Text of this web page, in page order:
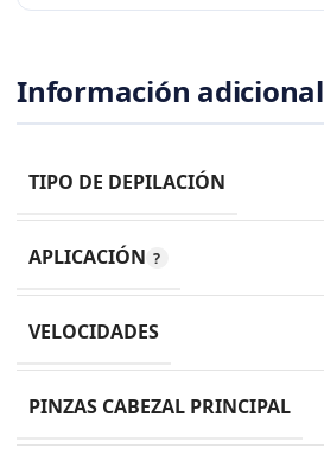
Información adicional
TIPO DE DEPILACIÓN
APLICACIÓN
VELOCIDADES
PINZAS CABEZAL PRINCIPAL